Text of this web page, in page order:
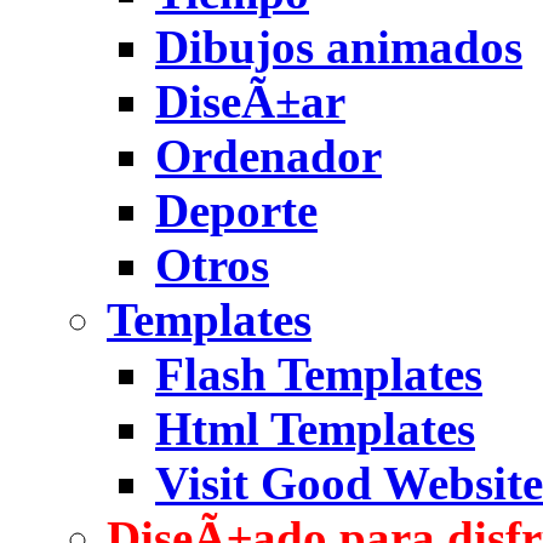
Dibujos animados
DiseÃ±ar
Ordenador
Deporte
Otros
Templates
Flash Templates
Html Templates
Visit Good Website